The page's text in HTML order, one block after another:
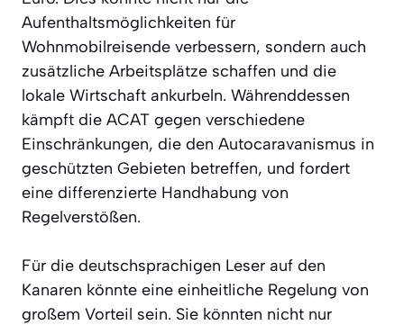
Aufenthaltsmöglichkeiten für
Wohnmobilreisende verbessern, sondern auch
zusätzliche Arbeitsplätze schaffen und die
lokale Wirtschaft ankurbeln. Währenddessen
kämpft die ACAT gegen verschiedene
Einschränkungen, die den Autocaravanismus in
geschützten Gebieten betreffen, und fordert
eine differenzierte Handhabung von
Regelverstößen.
Für die deutschsprachigen Leser auf den
Kanaren könnte eine einheitliche Regelung von
großem Vorteil sein. Sie könnten nicht nur